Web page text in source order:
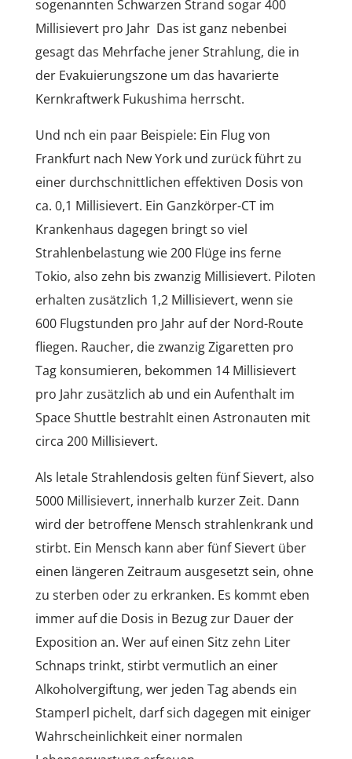
sogenannten Schwarzen Strand sogar 400
Millisievert pro Jahr Das ist ganz nebenbei
gesagt das Mehrfache jener Strahlung, die in
der Evakuierungszone um das havarierte
Kernkraftwerk Fukushima herrscht.
Und nch ein paar Beispiele: Ein Flug von
Frankfurt nach New York und zurück führt zu
einer durchschnittlichen effektiven Dosis von
ca. 0,1 Millisievert. Ein Ganzkörper-CT im
Krankenhaus dagegen bringt so viel
Strahlenbelastung wie 200 Flüge ins ferne
Tokio, also zehn bis zwanzig Millisievert. Piloten
erhalten zusätzlich 1,2 Millisievert, wenn sie
600 Flugstunden pro Jahr auf der Nord-Route
fliegen. Raucher, die zwanzig Zigaretten pro
Tag konsumieren, bekommen 14 Millisievert
pro Jahr zusätzlich ab und ein Aufenthalt im
Space Shuttle bestrahlt einen Astronauten mit
circa 200 Millisievert.
Als letale Strahlendosis gelten fünf Sievert, also
5000 Millisievert, innerhalb kurzer Zeit. Dann
wird der betroffene Mensch strahlenkrank und
stirbt. Ein Mensch kann aber fünf Sievert über
einen längeren Zeitraum ausgesetzt sein, ohne
zu sterben oder zu erkranken. Es kommt eben
immer auf die Dosis in Bezug zur Dauer der
Exposition an. Wer auf einen Sitz zehn Liter
Schnaps trinkt, stirbt vermutlich an einer
Alkoholvergiftung, wer jeden Tag abends ein
Stamperl pichelt, darf sich dagegen mit einiger
Wahrscheinlichkeit einer normalen